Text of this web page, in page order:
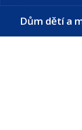
Dům dětí a